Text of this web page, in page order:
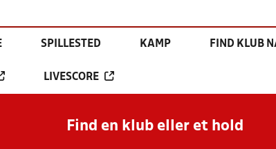
SPILLESTED KAMP FIND KLUB
LIVESCORE
Find en klub eller et hold